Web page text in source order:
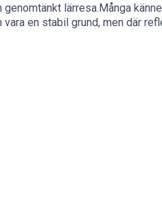
lärresa.Många
en stabil grund, men där
lärande kan möjliggöra